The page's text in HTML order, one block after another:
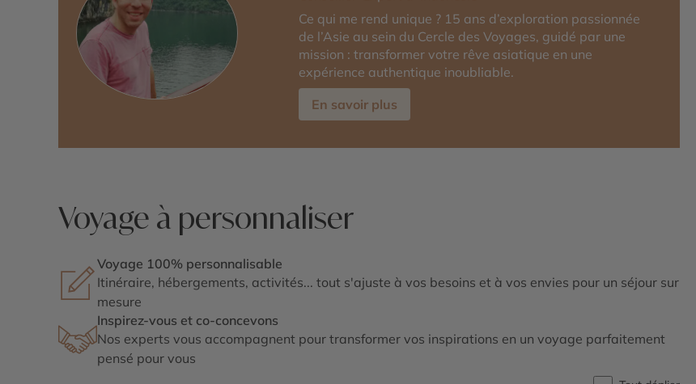
Ce qui me rend unique ? 15 ans d’exploration passionnée
de l’Asie au sein du Cercle des Voyages, guidé par une
mission : transformer votre rêve asiatique en une
expérience authentique inoubliable.
En savoir plus
Voyage à personnaliser
Voyage 100% personnalisable
Itinéraire, hébergements, activités... tout s'ajuste à vos besoins et à vos envies pour un séjour sur
mesure
Inspirez-vous et co-concevons
Nos experts vous accompagnent pour transformer vos inspirations en un voyage parfaitement
pensé pour vous